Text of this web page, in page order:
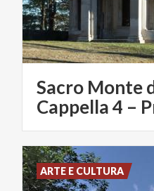
Sacro Monte
ARTE E CULTURA